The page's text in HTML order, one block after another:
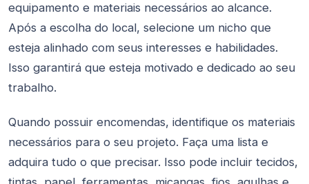
equipamento e materiais necessários ao alcance.
Após a escolha do local, selecione um nicho que
esteja alinhado com seus interesses e habilidades.
Isso garantirá que esteja motivado e dedicado ao seu
trabalho.
Quando possuir encomendas, identifique os materiais
necessários para o seu projeto. Faça uma lista e
adquira tudo o que precisar. Isso pode incluir tecidos,